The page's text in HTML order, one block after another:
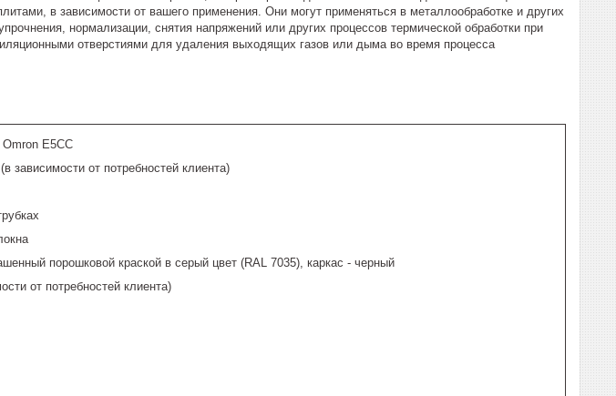
в зависимости от вашего применения. Они могут применяться в металлообработке и других
нормализации, снятия напряжений или других процессов термической обработки при
отверстиями для удаления выходящих газов или дыма во время процесса
E5CC
зависимости от потребностей клиента)
порошковой краской в серый цвет (RAL 7035), каркас - черный
от потребностей клиента)